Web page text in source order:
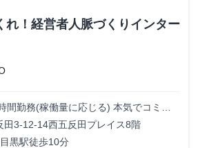
れ！経営者人脈づくりインター
間勤務(稼働量に応じる) 本気でコミッ
倒的な実績と報酬を得られる環境で
田3-12-14西五反田プレイス8階
黒駅徒歩10分